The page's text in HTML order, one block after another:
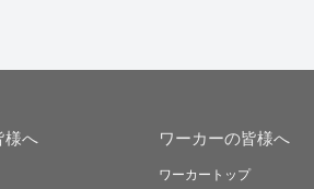
様へ ワーカーの皆様へ
ワーカートップ